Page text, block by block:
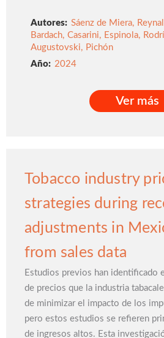
Autores: Sáenz de Miera,
Bardach, Casarini, Espinola,
Augustovski, Pichón
2024
Ver más
Tobacco industry
strategies during
adjustments in
from sales data
Estudios previos han identificado
de precios que la industria
de minimizar el impacto de los
pero estos estudios se refieren
de ingresos altos. Esta